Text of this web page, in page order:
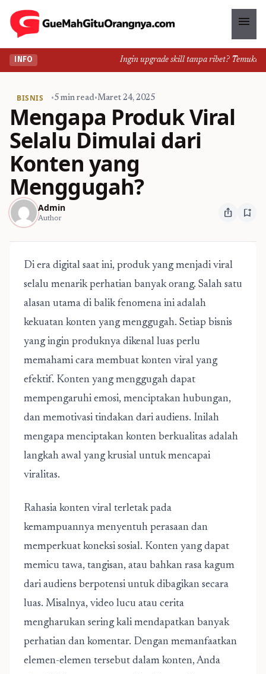
menu
INFO Ingin upgrade skill tanpa ribet? Temukan
BISNIS •5 min read•Maret 24, 2025
Mengapa Produk Viral
Selalu Dimulai dari
Konten yang
Menggugah?
Admin
Author ios_share bookmark_add
Di era digital saat ini, produk yang menjadi viral
selalu menarik perhatian banyak orang. Salah satu
alasan utama di balik fenomena ini adalah
kekuatan konten yang menggugah. Setiap bisnis
yang ingin produknya dikenal luas perlu
memahami cara membuat konten viral yang
efektif. Konten yang menggugah dapat
mempengaruhi emosi, menciptakan hubungan,
dan memotivasi tindakan dari audiens. Inilah
mengapa menciptakan konten berkualitas adalah
langkah awal yang krusial untuk mencapai
viralitas.
Rahasia konten viral terletak pada
kemampuannya menyentuh perasaan dan
memperkuat koneksi sosial. Konten yang dapat
memicu tawa, tangisan, atau bahkan rasa kagum
dari audiens berpotensi untuk dibagikan secara
luas. Misalnya, video lucu atau cerita
mengharukan sering kali mendapatkan banyak
perhatian dan komentar. Dengan memanfaatkan
elemen-elemen tersebut dalam konten, Anda